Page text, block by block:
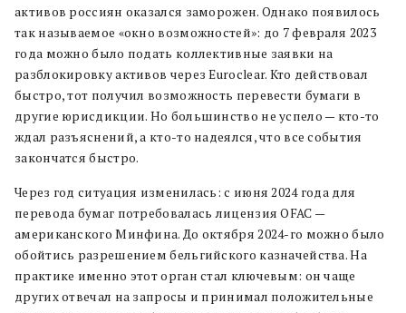
активов россиян оказался заморожен. Однако появилось
так называемое «окно возможностей»: до 7 февраля 2023
года можно было подать коллективные заявки на
разблокировку активов через Euroclear. Кто действовал
быстро, тот получил возможность перевести бумаги в
другие юрисдикции. Но большинство не успело — кто-то
ждал разъяснений, а кто-то надеялся, что все события
закончатся быстро.
Через год ситуация изменилась: с июня 2024 года для
перевода бумаг потребовалась лицензия OFAC —
американского Минфина. До октября 2024-го можно было
обойтись разрешением бельгийского казначейства. На
практике именно этот орган стал ключевым: он чаще
других отвечал на запросы и принимал положительные